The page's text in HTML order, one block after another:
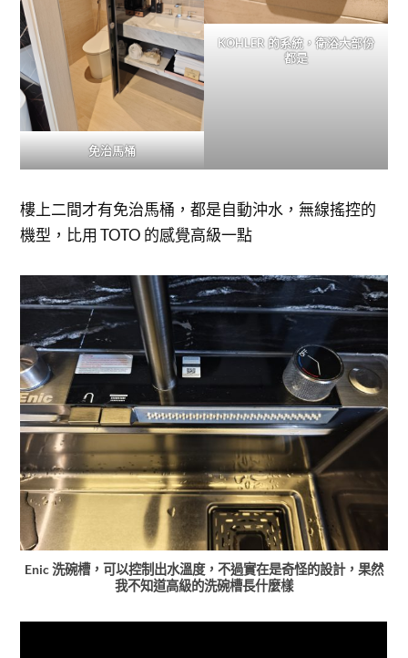
免治馬桶
KOHLER 的系統，衛浴大部份
都是
樓上二間才有免治馬桶，都是自動沖水，無線搖控的
機型，比用 TOTO 的感覺高級一點
Enic 洗碗槽，可以控制出水溫度，不過實在是奇怪的設計，果然
我不知道高級的洗碗槽長什麼樣